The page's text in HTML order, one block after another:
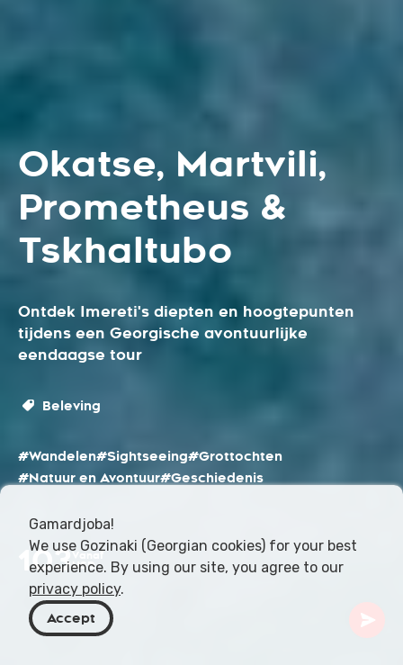
Okatse, Martvili,
Prometheus &
Tskhaltubo
Ontdek Imereti's diepten en hoogtepunten
tijdens een Georgische avontuurlijke
eendaagse tour
Beleving
#Wandelen#Sightseeing#Grottochten
#Natuur en Avontuur#Geschiedenis
103USD
Gamardjoba!
We use Gozinaki (Georgian cookies) for your best
experience. By using our site, you agree to our
privacy policy.
Accept